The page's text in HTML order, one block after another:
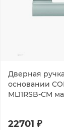
Дверная
основании
ML11RSB-CM
22701 ₽